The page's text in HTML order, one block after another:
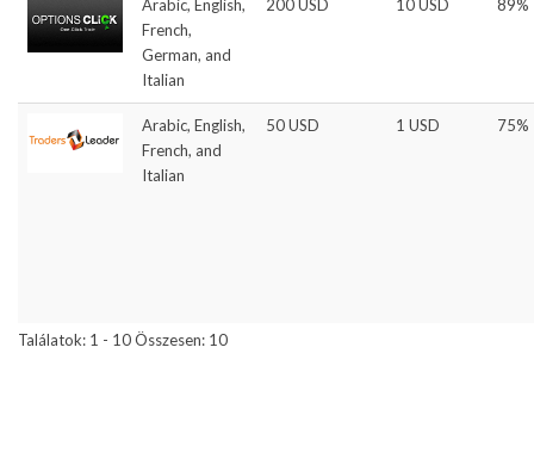
Arabic, English,
French,
German, and
Italian
200 USD 10 USD 89%
Arabic, English,
French, and
Italian
50 USD 1 USD 75%
Találatok: 1 - 10 Összesen: 10